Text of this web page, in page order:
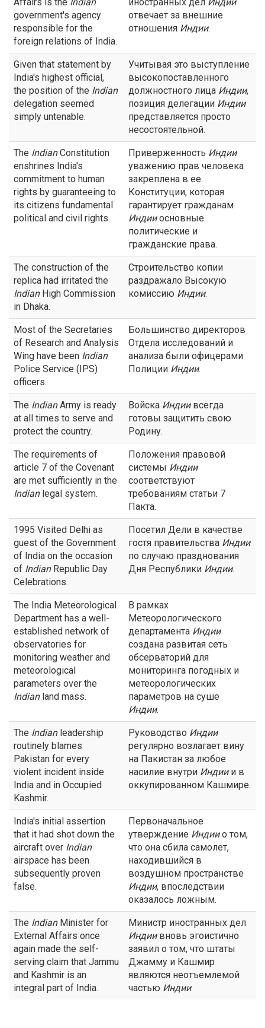
government's agency
responsible for the
foreign relations of India.
отвечает за внешние
отношения Индии.
Given that statement by
India's highest official,
the position of the Indian
delegation seemed
simply untenable.
Учитывая это выступление
высокопоставленного
должностного лица Индии,
позиция делегации Индии
представляется просто
несостоятельной.
The IndianConstitution
enshrines India's
commitment to human
rights by guaranteeing to
its citizens fundamental
political and civil rights.
Приверженность Индии
уважению прав человека
закреплена в ее
Конституции, которая
гарантирует гражданам
Индииосновные
политические и
гражданские права.
The construction of the
replica had irritated the
IndianHigh Commission
in Dhaka.
Строительство копии
раздражало Высокую
комиссию Индии.
Most of the Secretaries
of Research and Analysis
Wing have been Indian
Police Service (IPS)
officers.
Большинство директоров
Отдела исследований и
анализа были офицерами
Полиции Индии.
The IndianArmy is ready
at all times to serve and
protect the country.
Войска Индиивсегда
готовы защитить свою
Родину.
The requirements of
article 7 of the Covenant
are met sufficiently in the
Indianlegal system.
Положения правовой
системы Индии
соответствуют
требованиям статьи 7
Пакта.
1995 Visited Delhi as
guest of the Government
of India on the occasion
of IndianRepublic Day
Celebrations.
Посетил Дели в качестве
гостя правительства Индии
по случаю празднования
Дня Республики Индии.
The India Meteorological
Department has a well-
established network of
observatories for
monitoring weather and
meteorological
parameters over the
Indianland mass.
В рамках
Метеорологического
департамента Индии
создана развитая сеть
обсерваторий для
мониторинга погодных и
метеорологических
параметров на суше
Индии.
The Indianleadership
routinely blames
Pakistan for every
violent incident inside
India and in Occupied
Kashmir.
Руководство Индии
регулярно возлагает вину
на Пакистан за любое
насилие внутри Индиии в
оккупированном Кашмире.
India's initial assertion
that it had shot down the
aircraft over Indian
airspace has been
subsequently proven
false.
Первоначальное
утверждение Индиио том,
что она сбила самолет,
находившийся в
воздушном пространстве
Индии, впоследствии
оказалось ложным.
The IndianMinister for
External Affairs once
again made the self-
serving claim that Jammu
and Kashmir is an
integral part of India.
Министр иностранных дел
Индиивновь эгоистично
заявил о том, что штаты
Джамму и Кашмир
являются неотъемлемой
частью Индии.